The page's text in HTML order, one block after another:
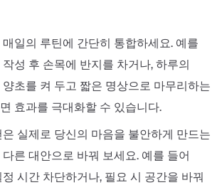
일의 루틴에 간단히 통합하세요. 예를
성 후 손목에 반지를 차거나, 하루의
초를 켜 두고 짧은 명상으로 마무리하는
효과를 극대화할 수 있습니다.
실제로 당신의 마음을 불안하게 만드는
른 대안으로 바꿔 보세요. 예를 들어
시간 차단하거나, 필요 시 공간을 바꿔